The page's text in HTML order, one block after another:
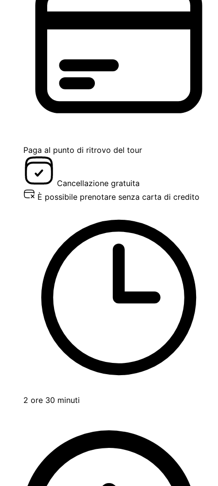
Paga al punto di ritrovo del tour
Cancellazione gratuita
È possibile prenotare senza carta di credito
2 ore 30 minuti